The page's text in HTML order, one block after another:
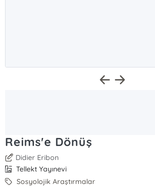
Reims'e Dönüş
Didier Eribon
Tellekt Yayınevi
Sosyolojik Araştırmalar